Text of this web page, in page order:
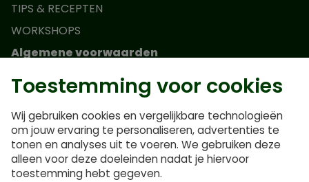
TIPS & RECEPTEN
WORKSHOPS
Algemene voorwaarden
Actievoorwaarden Monolith Junior
Algemene voorwaarden
Privacybeleid
Veelgestelde vragen
Cookiebeleid
Toestemming voor cookies
Wij gebruiken cookies en vergelijkbare technologieën
om jouw ervaring te personaliseren, advertenties te
tonen en analyses uit te voeren. We gebruiken deze
alleen voor deze doeleinden nadat je hiervoor
toestemming hebt gegeven.